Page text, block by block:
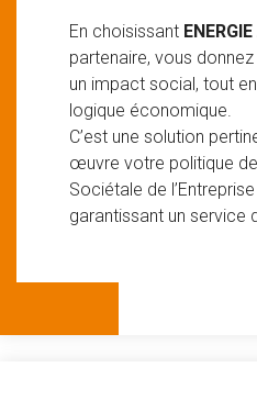
En choisissant ENERGIE
partenaire, vous
un impact social, tout
logique économique.
C’est une solution
œuvre votre politique
Sociétale de
garantissant un service